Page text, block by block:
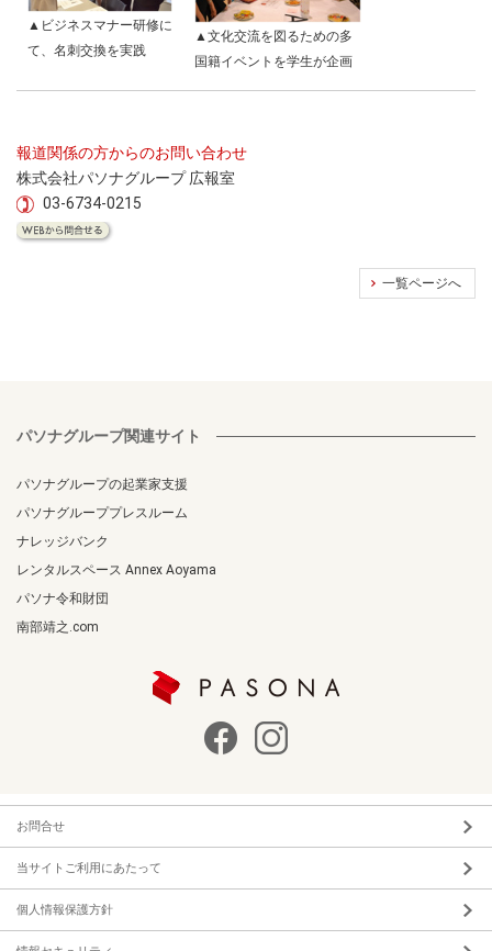
▲ビジネスマナー研修に
て、名刺交換を実践
▲文化交流を図るための多
国籍イベントを学生が企画
報道関係の方からのお問い合わせ
株式会社パソナグループ 広報室
03-6734-0215
一覧ページへ
パソナグループ関連サイト
パソナグループの起業家支援
パソナグループプレスルーム
ナレッジバンク
レンタルスペース Annex Aoyama
パソナ令和財団
南部靖之.com
お問合せ
当サイトご利用にあたって
個人情報保護方針